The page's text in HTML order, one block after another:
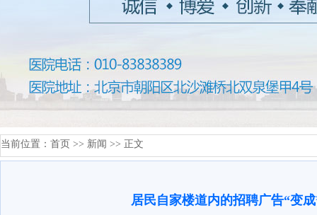
当前位置： 首页 >> 新闻 >> 正文
居民自家楼道内的招聘广告“变